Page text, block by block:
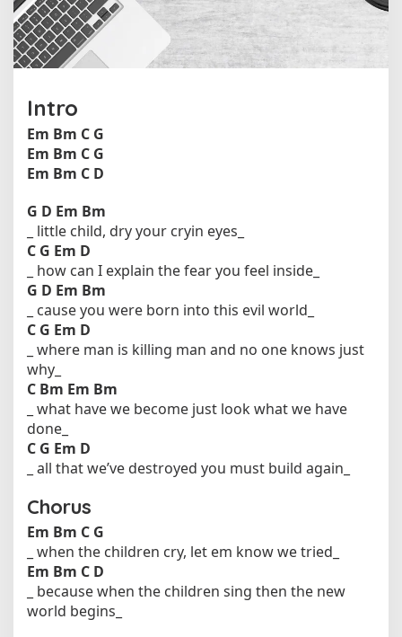
d
i
e
i
n
Intro
Em Bm C G
Em Bm C G
Em Bm C D
G D Em Bm
_ little child, dry your cryin eyes_
C G Em D
_ how can I explain the fear you feel inside_
G D Em Bm
_ cause you were born into this evil world_
C G Em D
_ where man is killing man and no one knows just
why_
C Bm Em Bm
_ what have we become just look what we have
done_
C G Em D
_ all that we’ve destroyed you must build again_
Chorus
Em Bm C G
_ when the children cry, let em know we tried_
Em Bm C D
_ because when the children sing then the new
world begins_